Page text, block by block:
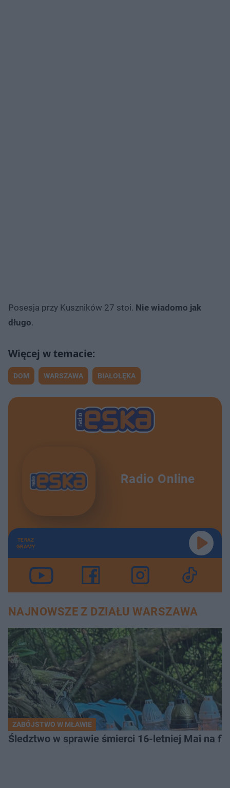
Posesja przy Kuszników 27 stoi. Nie wiadomo jak
długo.
DOM WARSZAWA BIAŁOŁĘKA
Radio Online
TERAZ
GRAMY
NAJNOWSZE Z DZIAŁU WARSZAWA
ZABÓJSTWO W MŁAWIE
Śledztwo w sprawie śmierci 16-letniej Mai na